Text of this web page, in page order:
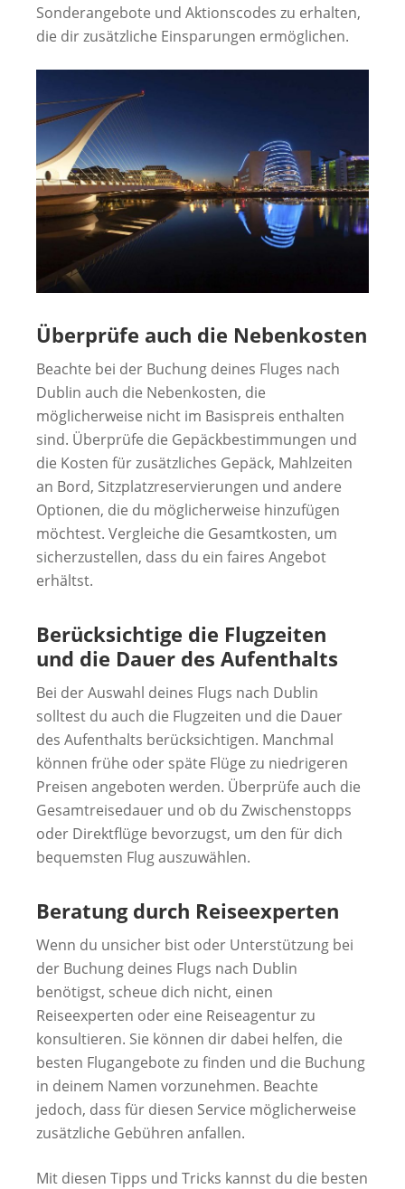
Sonderangebote und Aktionscodes zu erhalten,
die dir zusätzliche Einsparungen ermöglichen.
Überprüfe auch die Nebenkosten
Beachte bei der Buchung deines Fluges nach
Dublin auch die Nebenkosten, die
möglicherweise nicht im Basispreis enthalten
sind. Überprüfe die Gepäckbestimmungen und
die Kosten für zusätzliches Gepäck, Mahlzeiten
an Bord, Sitzplatzreservierungen und andere
Optionen, die du möglicherweise hinzufügen
möchtest. Vergleiche die Gesamtkosten, um
sicherzustellen, dass du ein faires Angebot
erhältst.
Berücksichtige die Flugzeiten
und die Dauer des Aufenthalts
Bei der Auswahl deines Flugs nach Dublin
solltest du auch die Flugzeiten und die Dauer
des Aufenthalts berücksichtigen. Manchmal
können frühe oder späte Flüge zu niedrigeren
Preisen angeboten werden. Überprüfe auch die
Gesamtreisedauer und ob du Zwischenstopps
oder Direktflüge bevorzugst, um den für dich
bequemsten Flug auszuwählen.
Beratung durch Reiseexperten
Wenn du unsicher bist oder Unterstützung bei
der Buchung deines Flugs nach Dublin
benötigst, scheue dich nicht, einen
Reiseexperten oder eine Reiseagentur zu
konsultieren. Sie können dir dabei helfen, die
besten Flugangebote zu finden und die Buchung
in deinem Namen vorzunehmen. Beachte
jedoch, dass für diesen Service möglicherweise
zusätzliche Gebühren anfallen.
Mit diesen Tipps und Tricks kannst du die besten